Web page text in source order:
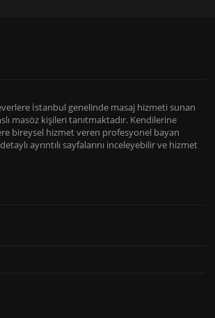
İstanbul genelinde masaj hizmeti sunan
masöz kişileri tanıtmaktadır. Kendilerine
bireysel hizmet veren profesyonel bayan
ayrıntılı sayfalarını inceleyebilir ve hizmet